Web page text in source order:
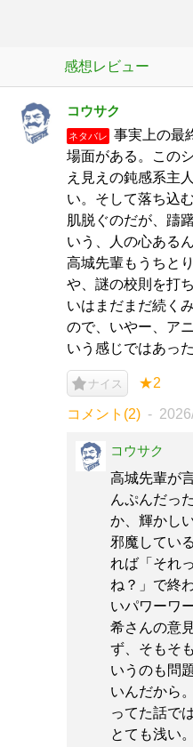
感想レビュー
コウサク
ネタバレ
事実上の最
場面がある。この
え見えの鈍感系主
い。そして落ち込
肌脱ぐのだが、躊
いう、人の心ある
高城先輩もうちと
や、謎の校則を打
いはまだまだ続く
ので、いやー、ア
いう感じではあった
ナイス ★2
コメント(2)
コウサク
高城先輩が
んぷんだっ
か、輝かし
邪魔してい
れば「それ
ね？」で終
いパワーワ
希さんの意
ず、そもそ
いうのも問
いんだから
ってた話で
とても浅い